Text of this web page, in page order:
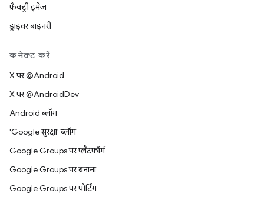
फ़ैक्ट्री इमेज
ड्राइवर बाइनरी
कनेक्ट करें
X पर @Android
X पर @AndroidDev
Android ब्लॉग
'Google सुरक्षा' ब्लॉग
Google Groups पर प्लैटफ़ॉर्म
Google Groups पर बनाना
Google Groups पर पोर्टिंग